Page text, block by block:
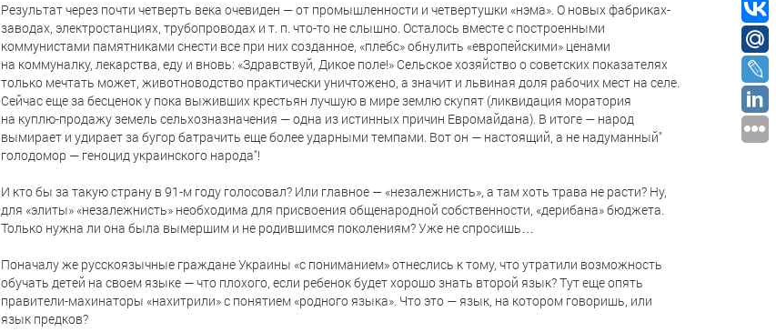
Результат через почти четверть века очевиден — от промышленности и четвертушки «нэма». О новых фабриках-
заводах, электростанциях, трубопроводах и т. п. что-то не слышно. Осталось вместе с построенными
коммунистами памятниками снести все при них созданное, «плебс» обнулить «европейскими» ценами
на коммуналку, лекарства, еду и вновь: «Здравствуй, Дикое поле!» Сельское хозяйство о советских показателях
только мечтать может, животноводство практически уничтожено, а значит и львиная доля рабочих мест на селе.
Сейчас еще за бесценок у пока выживших крестьян лучшую в мире землю скупят (ликвидация моратория
на куплю-продажу земель сельхозназначения — одна из истинных причин Евромайдана). В итоге — народ
вымирает и удирает за бугор батрачить еще более ударными темпами. Вот он — настоящий, а не надуманный"
голодомор — геноцид украинского народа"!
И кто бы за такую страну в 91-м году голосовал? Или главное — «незалежнисть», а там хоть трава не расти? Ну,
для «элиты» «незалежнисть» необходима для присвоения общенародной собственности, «дерибана» бюджета.
Только нужна ли она была вымершим и не родившимся поколениям? Уже не спросишь…
Поначалу же русскоязычные граждане Украины «с пониманием» отнеслись к тому, что утратили возможность
обучать детей на своем языке — что плохого, если ребенок будет хорошо знать второй язык? Тут еще опять
правители-махинаторы «нахитрили» с понятием «родного языка». Что это — язык, на котором говоришь, или
язык предков?